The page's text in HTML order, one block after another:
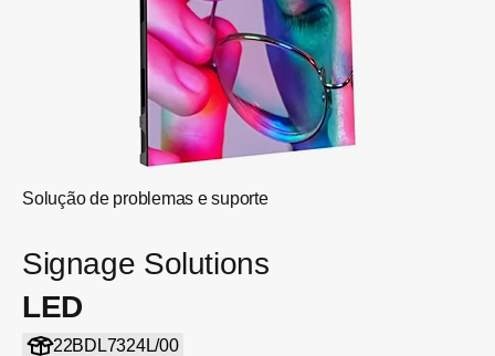
Solução de problemas e suporte
Signage Solutions
LED
22BDL7324L/00